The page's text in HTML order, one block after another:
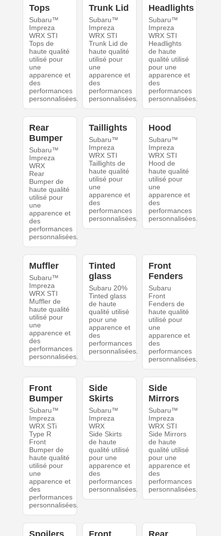
Tops
Subaru™
Impreza
WRX STI
Tops de
haute qualité
utilisé pour
une
apparence et
des
performances
personnalisées.
Trunk Lid
Subaru™
Impreza
WRX STI
Trunk Lid de
haute qualité
utilisé pour
une
apparence et
des
performances
personnalisées.
Headlights
Subaru™
Impreza
WRX STI
Headlights
de haute
qualité utilisé
pour une
apparence et
des
performances
personnalisées.
Rear
Bumper
Subaru™
Impreza
WRX
Rear
Bumper de
haute qualité
utilisé pour
une
apparence et
des
performances
personnalisées.
Taillights
Subaru™
Impreza
WRX STI
Taillights de
haute qualité
utilisé pour
une
apparence et
des
performances
personnalisées.
Hood
Subaru™
Impreza
WRX STI
Hood de
haute qualité
utilisé pour
une
apparence et
des
performances
personnalisées.
Muffler
Subaru™
Impreza
WRX STI
Muffler de
haute qualité
utilisé pour
une
apparence et
des
performances
personnalisées.
Tinted
glass
Subaru 20%
Tinted glass
de haute
qualité utilisé
pour une
apparence et
des
performances
personnalisées.
Front
Fenders
Subaru
Front
Fenders de
haute qualité
utilisé pour
une
apparence et
des
performances
personnalisées.
Front
Bumper
Subaru™
Impreza
WRX STi
Type R
Front
Bumper de
haute qualité
utilisé pour
une
apparence et
des
performances
personnalisées.
Side
Skirts
Subaru™
Impreza
WRX
Side Skirts
de haute
qualité utilisé
pour une
apparence et
des
performances
personnalisées.
Side
Mirrors
Subaru™
Impreza
WRX STI
Side Mirrors
de haute
qualité utilisé
pour une
apparence et
des
performances
personnalisées.